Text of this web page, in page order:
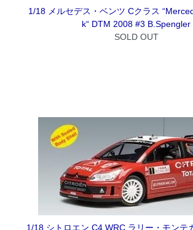
1/18 メルセデス・ベンツ Cクラス
k“ DTM 2008 #3 B.Spengler
SOLD OUT
1/18 シトロエン C4 WRC ラリー・モンテ